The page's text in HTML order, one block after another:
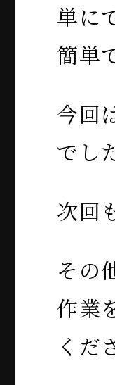
単に
簡単
今回
でし
次回
その
作業
くだ